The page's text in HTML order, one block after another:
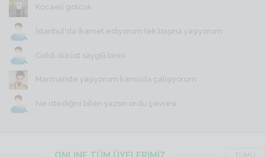
Kocaeli golcuk
İstanbul'da ikamet ediyorum tek başına yaşıyorum
Ciddi dürüst saygili birini
Marmariste yaşıyorum kamuda çalışıyorum
Ne istediğini bilen yazsın ordu çevresi
TÜMÜ